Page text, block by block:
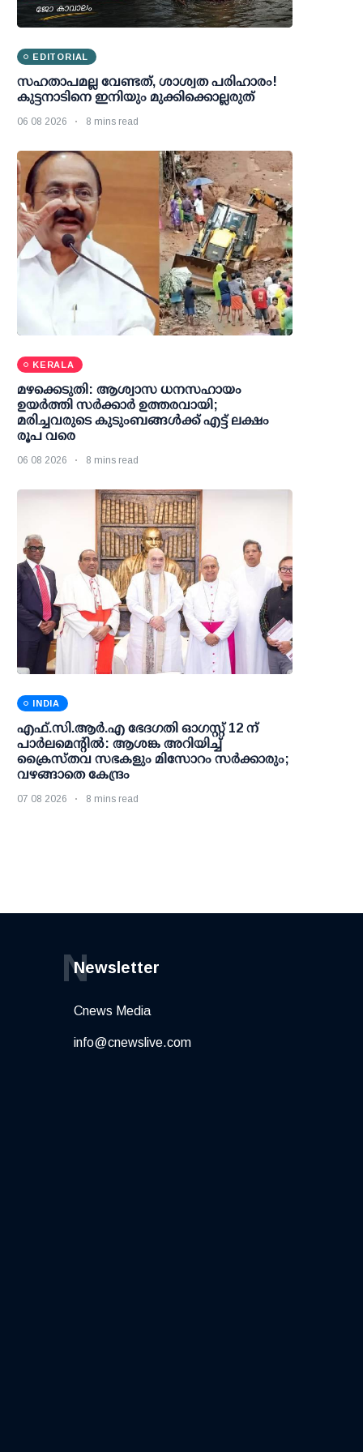
EDITORIAL
സഹതാപമല്ല വേണ്ടത്, ശാശ്വത പരിഹാരം!
കുട്ടനാടിനെ ഇനിയും മുക്കിക്കൊല്ലരുത്
06 08 2026 8 mins read
KERALA
മഴക്കെടുതി: ആശ്വാസ ധനസഹായം
ഉയര്‍ത്തി സര്‍ക്കാര്‍ ഉത്തരവായി;
മരിച്ചവരുടെ കുടുംബങ്ങള്‍ക്ക് എട്ട് ലക്ഷം
രൂപ വരെ
06 08 2026 8 mins read
INDIA
എഫ്.സി.ആര്‍.എ ഭേദഗതി ഓഗസ്റ്റ് 12 ന്
പാര്‍ലമെന്റില്‍: ആശങ്ക അറിയിച്ച്
ക്രൈസ്തവ സഭകളും മിസോറം സര്‍ക്കാരും;
വഴങ്ങാതെ കേന്ദ്രം
07 08 2026 8 mins read
Newsletter
N
Cnews Media
info@cnewslive.com